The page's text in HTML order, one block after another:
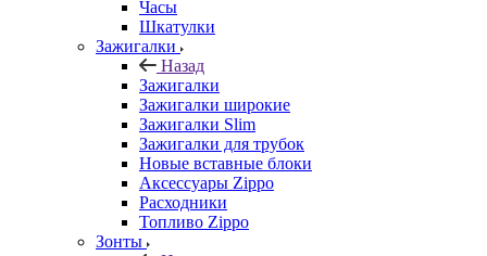
Часы
Шкатулки
Зажигалки
Назад
Зажигалки
Зажигалки широкие
Зажигалки Slim
Зажигалки для трубок
Новые вставные блоки
Аксессуары Zippo
Расходники
Топливо Zippo
Зонты